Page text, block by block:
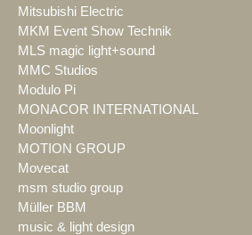
Mitsubishi Electric
MKM Event Show Technik
MLS magic light+sound
MMC Studios
Modulo Pi
MONACOR INTERNATIONAL
Moonlight
MOTION GROUP
Movecat
msm studio group
Müller BBM
music & light design